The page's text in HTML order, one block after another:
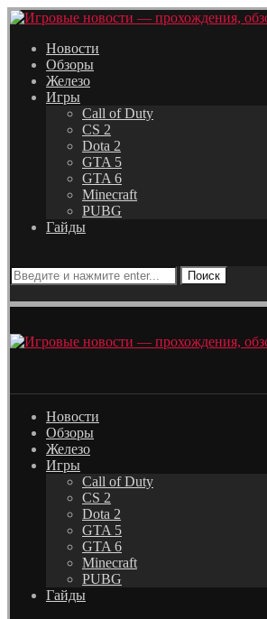
Новости
Обзоры
Железо
Игры
Call of Duty
CS 2
Dota 2
GTA 5
GTA 6
Minecraft
PUBG
Гайды
Поиск
Новости
Обзоры
Железо
Игры
Call of Duty
CS 2
Dota 2
GTA 5
GTA 6
Minecraft
PUBG
Гайды